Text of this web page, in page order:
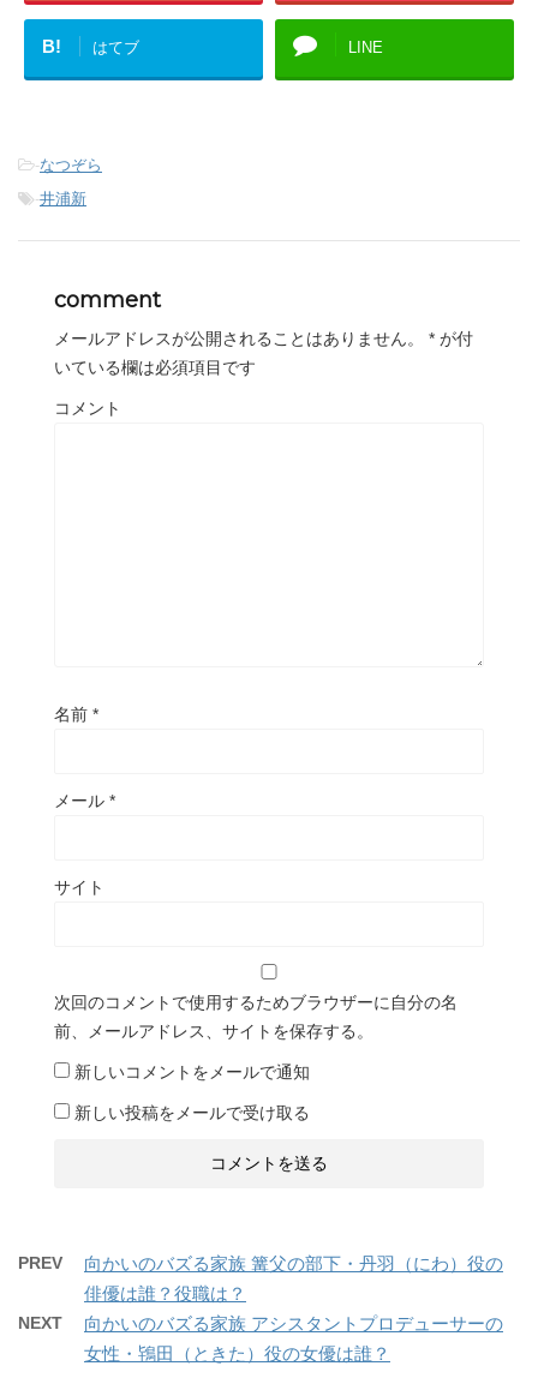
B! はてブ LINE
-なつぞら
-井浦新
comment
メールアドレスが公開されることはありません。 * が付
いている欄は必須項目です
コメント
名前 *
メール *
サイト
次回のコメントで使用するためブラウザーに自分の名
前、メールアドレス、サイトを保存する。
新しいコメントをメールで通知
新しい投稿をメールで受け取る
PREV
向かいのバズる家族 篝父の部下・丹羽（にわ）役の
俳優は誰？役職は？
NEXT
向かいのバズる家族 アシスタントプロデューサーの
女性・鴇田（ときた）役の女優は誰？